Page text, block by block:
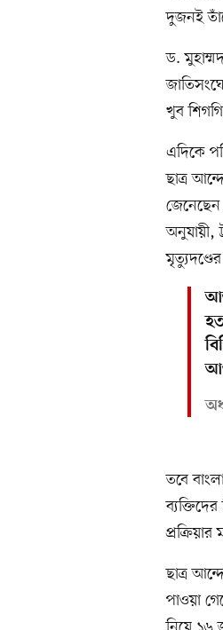
দুজনই
ড.
খুব
এদিকে
ছাত্র
অনুযায়ী,
তবে
ছাত্র
পাওয়া